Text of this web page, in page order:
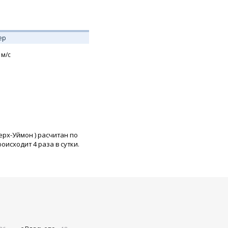
м/с
Уймон ) расчитан по
4 раза в сутки.